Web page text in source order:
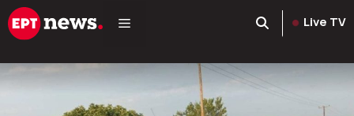
Μετάβαση
σε
περιεχόμενο
Live TV